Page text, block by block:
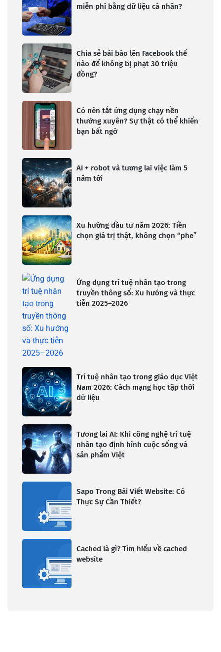
miễn phí bằng dữ liệu cá nhân?
Chia sẻ bài báo lên Facebook thế
nào để không bị phạt 30 triệu
đồng?
Có nên tắt ứng dụng chạy nền
thường xuyên? Sự thật có thể khiến
bạn bất ngờ
AI + robot và tương lai việc làm 5
năm tới
Xu hướng đầu tư năm 2026: Tiền
chọn giá trị thật, không chọn “phe”
Ứng dụng trí tuệ nhân tạo trong
truyền thông số: Xu hướng và thực
tiễn 2025–2026
Trí tuệ nhân tạo trong giáo dục Việt
Nam 2026: Cách mạng học tập thời
dữ liệu
Tương lai AI: Khi công nghệ trí tuệ
nhân tạo định hình cuộc sống và
sản phẩm Việt
Sapo Trong Bài Viết Website: Có
Thực Sự Cần Thiết?
Cached là gì? Tìm hiểu về cached
website